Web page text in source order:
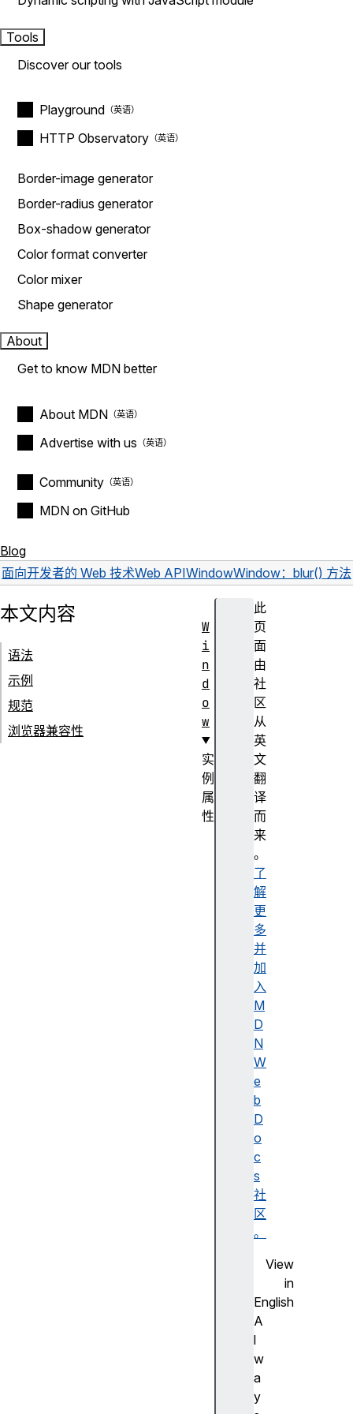
Tools
Discover our tools
Playground
HTTP Observatory
Border-image generator
Border-radius generator
Box-shadow generator
Color format converter
Color mixer
Shape generator
About
Get to know MDN better
About MDN
Advertise with us
Community
MDN on GitHub
Blog
面向开发者的 Web 技术Web APIWindowWindow：blur() 方法
此
页
面
由
社
区
从
英
文
翻
译
而
来
。
了
解
更
多
并
加
入
M
D
N
W
e
b
D
o
c
s
社
区
。
View
in
English
A
l
w
a
y
本文内容
语法
示例
规范
浏览器兼容性
W
i
n
d
o
w
实
例
属
性